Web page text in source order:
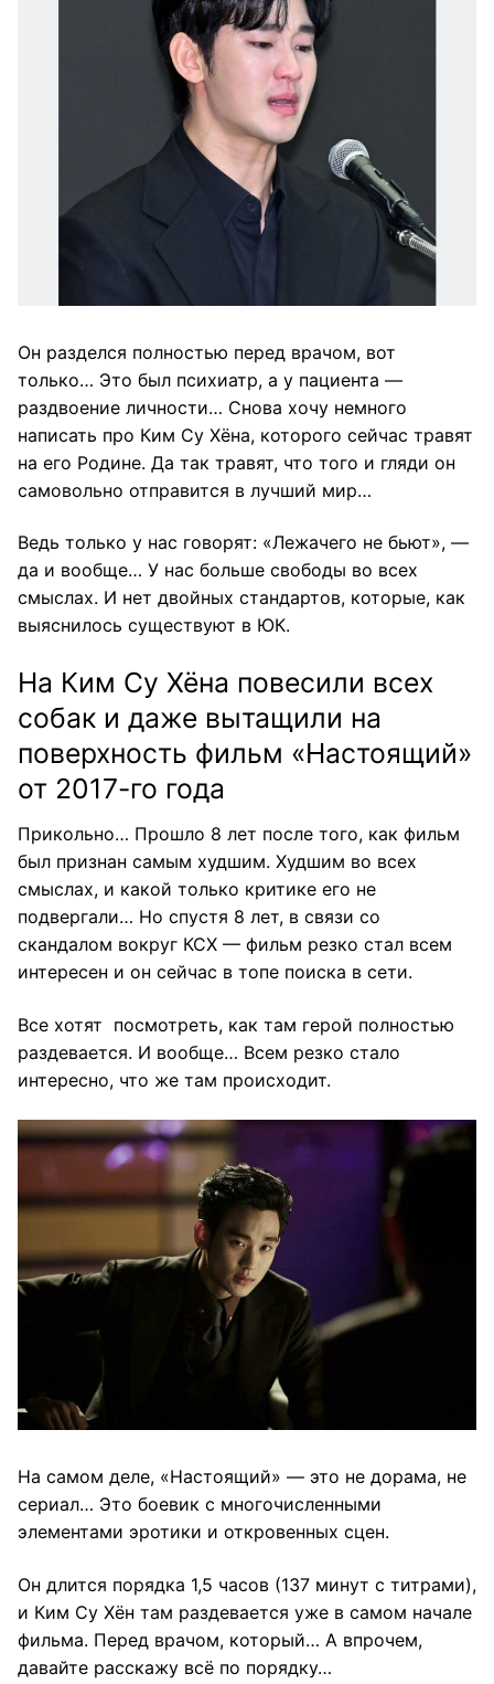
Он разделся полностью перед врачом, вот
только… Это был психиатр, а у пациента —
раздвоение личности… Снова хочу немного
написать про Ким Су Хёна, которого сейчас травят
на его Родине. Да так травят, что того и гляди он
самовольно отправится в лучший мир…
Ведь только у нас говорят: «Лежачего не бьют», —
да и вообще… У нас больше свободы во всех
смыслах. И нет двойных стандартов, которые, как
выяснилось существуют в ЮК.
На Ким Су Хёна повесили всех
собак и даже вытащили на
поверхность фильм «Настоящий»
от 2017-го года
Прикольно… Прошло 8 лет после того, как фильм
был признан самым худшим. Худшим во всех
смыслах, и какой только критике его не
подвергали… Но спустя 8 лет, в связи со
скандалом вокруг КСХ — фильм резко стал всем
интересен и он сейчас в топе поиска в сети.
Все хотят посмотреть, как там герой полностью
раздевается. И вообще… Всем резко стало
интересно, что же там происходит.
На самом деле, «Настоящий» — это не дорама, не
сериал… Это боевик с многочисленными
элементами эротики и откровенных сцен.
Он длится порядка 1,5 часов (137 минут с титрами),
и Ким Су Хён там раздевается уже в самом начале
фильма. Перед врачом, который… А впрочем,
давайте расскажу всё по порядку…